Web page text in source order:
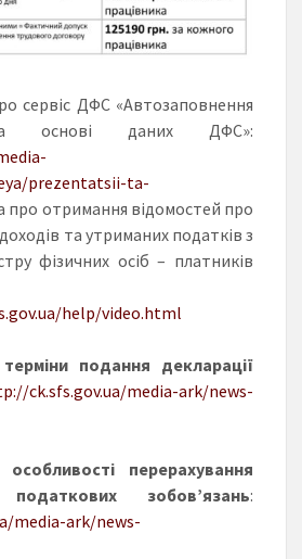
ДФС «Автозаповнення
основі даних ДФС»:
prezentatsii-ta-
про отримання відомостей про
та утриманих податків з
фізичних осіб – платників
help/video.html
терміни подання декларації
ck.sfs.gov.ua/media-ark/news-
особливості перерахування
податкових зобов’язань:
media-ark/news-